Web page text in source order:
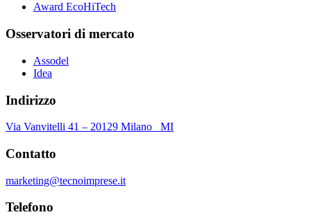
Award EcoHiTech
Osservatori di mercato
Assodel
Idea
Indirizzo
Via Vanvitelli 41 – 20129 Milano MI
Contatto
marketing@tecnoimprese.it
Telefono